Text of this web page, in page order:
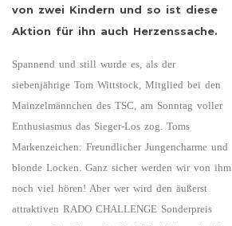
von zwei Kindern und so ist diese
Aktion für ihn auch Herzenssache.
Spannend und still wurde es, als der
siebenjährige Tom Wittstock, Mitglied bei den
Mainzelmännchen des TSC, am Sonntag voller
Enthusiasmus das Sieger-Los zog. Toms
Markenzeichen: Freundlicher Jungencharme und
blonde Locken. Ganz sicher werden wir von ihm
noch viel hören! Aber wer wird den äußerst
attraktiven RADO CHALLENGE Sonderpreis